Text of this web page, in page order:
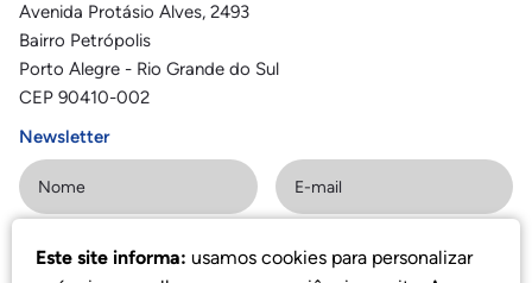
Avenida Protásio Alves, 2493
Bairro Petrópolis
Porto Alegre - Rio Grande do Sul
CEP 90410-002
Newsletter
Assinar
Este site informa: usamos cookies para personalizar